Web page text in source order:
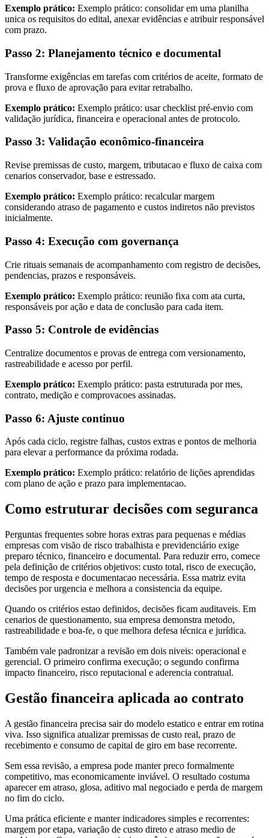
Exemplo prático: Exemplo prático: consolidar em uma planilha
unica os requisitos do edital, anexar evidências e atribuir responsável
com prazo.
Passo 2: Planejamento técnico e documental
Transforme exigências em tarefas com critérios de aceite, formato de
prova e fluxo de aprovação para evitar retrabalho.
Exemplo prático: Exemplo prático: usar checklist pré-envio com
validação jurídica, financeira e operacional antes de protocolo.
Passo 3: Validação econômico-financeira
Revise premissas de custo, margem, tributacao e fluxo de caixa com
cenarios conservador, base e estressado.
Exemplo prático: Exemplo prático: recalcular margem
considerando atraso de pagamento e custos indiretos não previstos
inicialmente.
Passo 4: Execução com governança
Crie rituais semanais de acompanhamento com registro de decisões,
pendencias, prazos e responsáveis.
Exemplo prático: Exemplo prático: reunião fixa com ata curta,
responsáveis por ação e data de conclusão para cada item.
Passo 5: Controle de evidências
Centralize documentos e provas de entrega com versionamento,
rastreabilidade e acesso por perfil.
Exemplo prático: Exemplo prático: pasta estruturada por mes,
contrato, medição e comprovacoes assinadas.
Passo 6: Ajuste continuo
Após cada ciclo, registre falhas, custos extras e pontos de melhoria
para elevar a performance da próxima rodada.
Exemplo prático: Exemplo prático: relatório de lições aprendidas
com plano de ação e prazo para implementacao.
Como estruturar decisões com seguranca
Perguntas frequentes sobre horas extras para pequenas e médias
empresas com visão de risco trabalhista e previdenciário exige
preparo técnico, financeiro e documental. Para reduzir erro, comece
pela definição de critérios objetivos: custo total, risco de execução,
tempo de resposta e documentacao necessária. Essa matriz evita
decisões por urgencia e melhora a consistencia da equipe.
Quando os critérios estao definidos, decisões ficam auditaveis. Em
cenarios de questionamento, sua empresa demonstra metodo,
rastreabilidade e boa-fe, o que melhora defesa técnica e jurídica.
Também vale padronizar a revisão em dois niveis: operacional e
gerencial. O primeiro confirma execução; o segundo confirma
impacto financeiro, risco reputacional e aderencia contratual.
Gestão financeira aplicada ao contrato
A gestão financeira precisa sair do modelo estatico e entrar em rotina
viva. Isso significa atualizar premissas de custo real, prazo de
recebimento e consumo de capital de giro em base recorrente.
Sem essa revisão, a empresa pode manter preco formalmente
competitivo, mas economicamente inviável. O resultado costuma
aparecer em atraso, glosa, aditivo mal negociado e perda de margem
no fim do ciclo.
Uma prática eficiente e manter indicadores simples e recorrentes:
margem por etapa, variação de custo direto e atraso medio de